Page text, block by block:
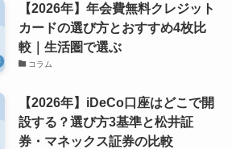
【2026年】年会費無料クレジット
カードの選び方とおすすめ4枚比
較｜生活圏で選ぶ
コラム
【2026年】iDeCo口座はどこで開
設する？選び方3基準と松井証
券・マネックス証券の比較